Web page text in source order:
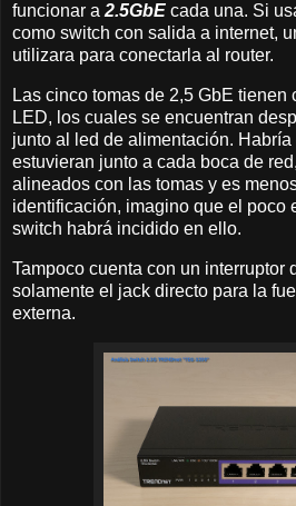
funcionar a 2.5GbE cada una. Si
como switch con salida a internet,
utilizara para conectarla al router.
Las cinco tomas de 2,5 GbE
LED, los cuales se encuentran
junto al led de alimentación.
estuvieran junto a cada boca de
alineados con las tomas y es
identificación, imagino que el poco
switch habrá incidido en ello.
Tampoco cuenta con un interruptor
solamente el jack directo para la
externa.